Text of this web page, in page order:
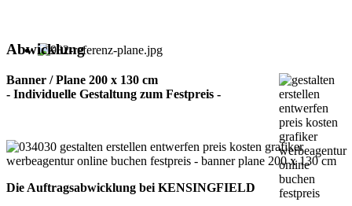
Abwicklung
Banner / Plane 200 x 130 cm
- Individuelle Gestaltung zum Festpreis -
Die Auftragsabwicklung bei KENSINGFIELD